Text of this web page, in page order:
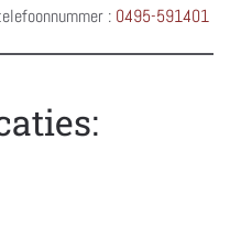
: 0495-591401